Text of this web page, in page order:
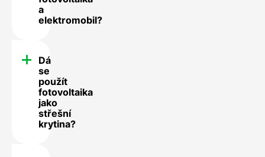
a
elektromobil?
Dá
se
použít
fotovoltaika
jako
střešní
krytina?